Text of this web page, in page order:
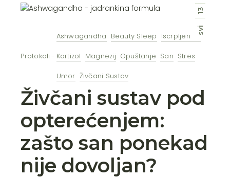
svi
13
Protokoli
Ashwagandha Beauty Sleep Iscrpljenost
Kortizol Magnezij Opuštanje San Stres
Umor Živčani Sustav
Živčani sustav pod
opterećenjem:
zašto san ponekad
nije dovoljan?